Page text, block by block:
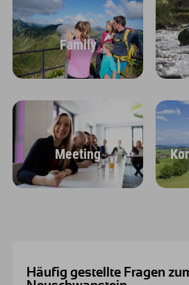
Family
Meeting
Häufig gestellte Fragen